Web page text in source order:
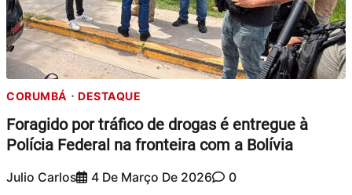
CORUMBÁ DESTAQUE
Foragido por tráfico de drogas é entregue à
Polícia Federal na fronteira com a Bolívia
Julio Carlos 4 De Março De 2026 0